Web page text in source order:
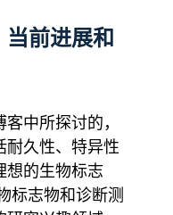
前进展和
中所探讨的，
耐久性、特异性
想的生物标志
标志物和诊断测